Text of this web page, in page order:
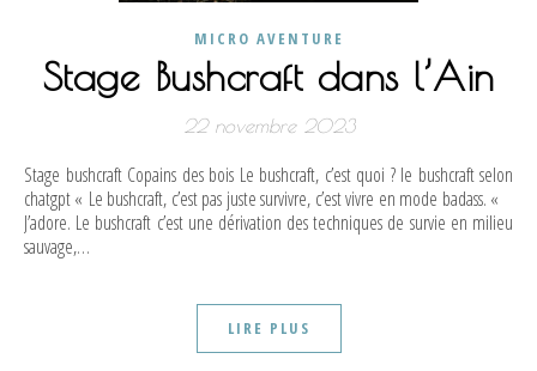
MICRO AVENTURE
Stage Bushcraft dans l’Ain
22 novembre 2023
Stage bushcraft Copains des bois Le bushcraft, c’est quoi ? le bushcraft selon
chatgpt « Le bushcraft, c’est pas juste survivre, c’est vivre en mode badass. «
J’adore. Le bushcraft c’est une dérivation des techniques de survie en milieu
sauvage,…
LIRE PLUS